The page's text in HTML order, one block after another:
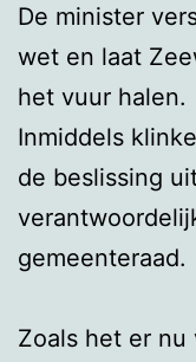
De minister
wet en laat
het vuur halen.
Inmiddels
de beslissing
gemeenteraad.
Zoals het er